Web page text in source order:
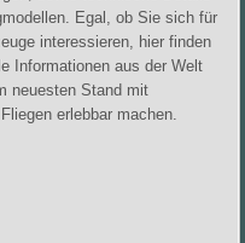
Egal, ob Sie sich für
interessieren, hier finden
Informationen aus der Welt
neuesten Stand mit
erlebbar machen.